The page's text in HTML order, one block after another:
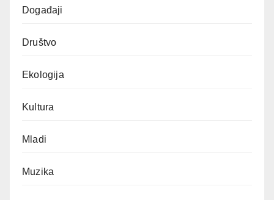
Događaji
Društvo
Ekologija
Kultura
Mladi
Muzika